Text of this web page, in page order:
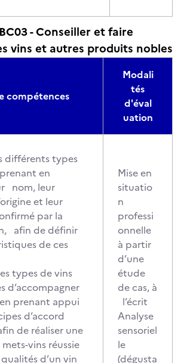
- Conseiller et faire
vins et autres produits nobles
compétences
Modali
tés
d'éval
uation
différents types
en
nom, leur
et leur
par la
afin de définir
de ces
types de vins
d’accompagner
prenant appui
d’accord
de réaliser une
vins réussie
d’un vin
Mise en
situatio
n
professi
onnelle
à partir
d’une
étude
de cas, à
l’écrit
Analyse
sensoriel
le
(dégusta